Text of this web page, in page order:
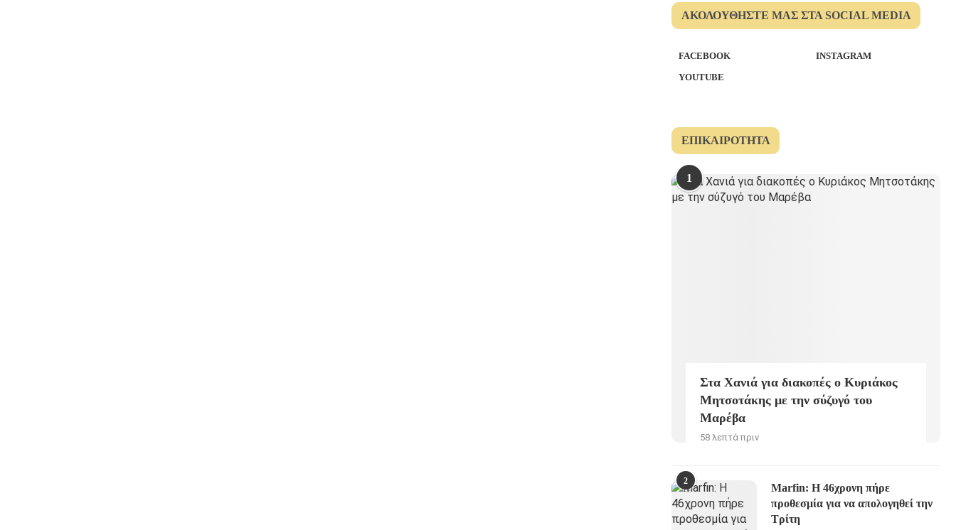
ΑΚΟΛΟΥΘΉΣΤΕ ΜΑΣ ΣΤΑ SOCIAL MEDIA
FACEBOOK
INSTAGRAM
YOUTUBE
ΕΠΙΚΑΙΡΌΤΗΤΑ
1
Στα Χανιά για διακοπές ο Κυριάκος
Μητσοτάκης με την σύζυγό του
Μαρέβα
58 λεπτά πριν
2
Marfin: Η 46χρονη πήρε
προθεσμία για να απολογηθεί την
Τρίτη